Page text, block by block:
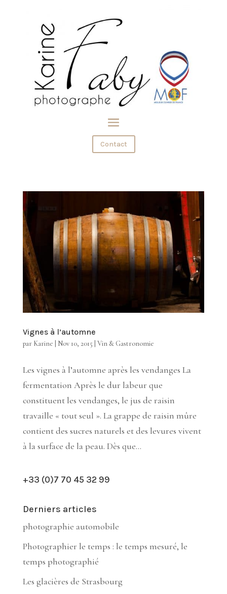
Contact
Vignes à l’automne
par Karine Nov 10, 2015 Vin & Gastronomie
Les vignes à l’automne après les vendanges La
fermentation Après le dur labeur que
constituent les vendanges, le jus de raisin
travaille « tout seul ». La grappe de raisin mûre
contient des sucres naturels et des levures vivent
à la surface de la peau. Dès que...
+33 (0)7 70 45 32 99
Derniers articles
photographie automobile
Photographier le temps : le temps mesuré, le
temps photographié
Les glacières de Strasbourg